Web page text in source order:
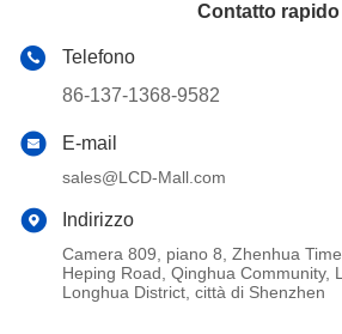
Contatto rapido
Telefono
86-137-1368-9582
E-mail
sales@LCD-Mall.com
Indirizzo
Camera 809, piano 8, Zhenhua
Heping Road, Qinghua Community,
Longhua District, città di Shenzhen